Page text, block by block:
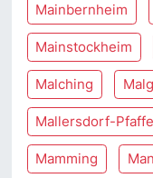
Mainbernheim
Mainstockheim
Malching
Mallersdorf-
Mamming